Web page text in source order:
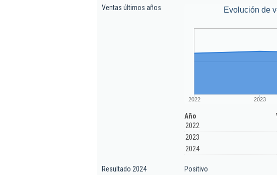
Ventas últimos años Evolución de
2022 2023
Año
2022
2023
2024
Resultado 2024 Positivo